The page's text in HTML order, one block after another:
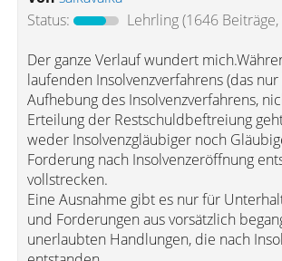
Status:
Lehrling(1646
Der ganze Verlauf wundert
laufenden Insolvenzverfahrens (das
Aufhebung des Insolvenzverfahrens,
Erteilung der Restschuldbeftreiung
weder Insolvenzgläubiger noch
Forderung nach Insolvenzeröffnung
vollstrecken.
Eine Ausnahme gibt es nur für
und Forderungen aus vorsätzlich
unerlaubten Handlungen, die nach